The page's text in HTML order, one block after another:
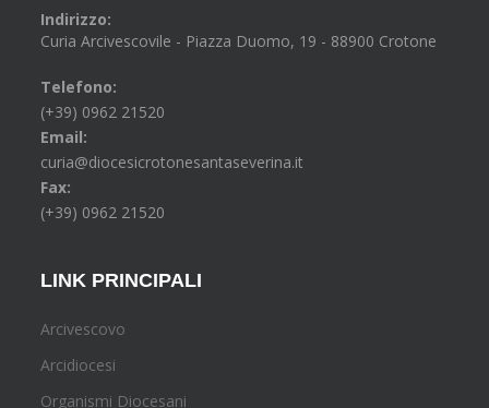
Indirizzo:
Curia Arcivescovile - Piazza Duomo, 19 - 88900 Crotone
Telefono:
(+39) 0962 21520
Email:
curia@diocesicrotonesantaseverina.it
Fax:
(+39) 0962 21520
LINK PRINCIPALI
Arcivescovo
Arcidiocesi
Organismi Diocesani